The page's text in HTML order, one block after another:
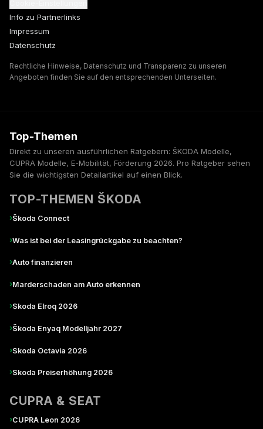
Info zu Partnerlinks
Impressum
Datenschutz
Rechtliche Hinweise, Datenschutz und Transparenz zu unseren
Angeboten finden Sie auf den entsprechenden Unterseiten.
Top-Themen
Direkt zu unseren ausführlichen Ratgebern: ŠKODA Modelle,
CUPRA Modelle, E-Mobilität, Förderung 2026. Pro Ratgeber sehen
Sie die wichtigsten Detailartikel auf einen Blick.
TOP-THEMEN ŠKODA
›Škoda Connect
›Was ist bei der Leasingrückgabe zu beachten?
›Auto finanzieren
›Marderschaden am Auto erkennen
›Skoda Elroq 2026
›Škoda Enyaq Modelljahr 2027
›Skoda Octavia 2026
›Skoda Preiserhöhung 2026
CUPRA & SEAT
›CUPRA Leon 2026